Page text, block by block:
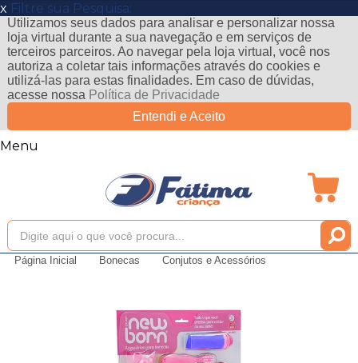
x Filtre sua Pesquisa:
Utilizamos seus dados para analisar e personalizar nossa
loja virtual durante a sua navegação e em serviços de
terceiros parceiros. Ao navegar pela loja virtual, você nos
autoriza a coletar tais informações através do cookies e
utilizá-las para estas finalidades. Em caso de dúvidas,
acesse nossa Política de Privacidade
Entendi e Aceito
Menu
Página Inicial Bonecas Conjutos e Acessórios